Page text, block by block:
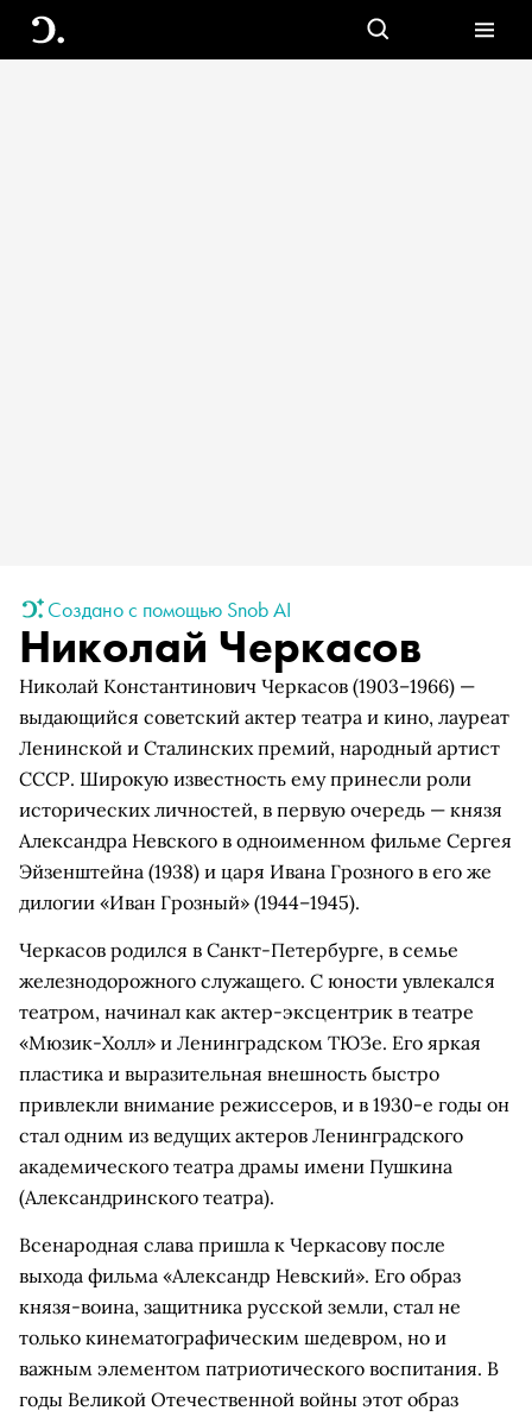
Создано с помощью Snob AI
Николай Черкасов
Николай Константинович Черкасов (1903–1966) —
выдающийся советский актер театра и кино, лауреат
Ленинской и Сталинских премий, народный артист
СССР. Широкую известность ему принесли роли
исторических личностей, в первую очередь — князя
Александра Невского в одноименном фильме Сергея
Эйзенштейна (1938) и царя Ивана Грозного в его же
дилогии «Иван Грозный» (1944–1945).
Черкасов родился в Санкт-Петербурге, в семье
железнодорожного служащего. С юности увлекался
театром, начинал как актер-эксцентрик в театре
«Мюзик-Холл» и Ленинградском ТЮЗе. Его яркая
пластика и выразительная внешность быстро
привлекли внимание режиссеров, и в 1930-е годы он
стал одним из ведущих актеров Ленинградского
академического театра драмы имени Пушкина
(Александринского театра).
Всенародная слава пришла к Черкасову после
выхода фильма «Александр Невский». Его образ
князя-воина, защитника русской земли, стал не
только кинематографическим шедевром, но и
важным элементом патриотического воспитания. В
годы Великой Отечественной войны этот образ